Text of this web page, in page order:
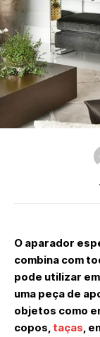
O aparador
combina com
pode utilizar
uma peça de
objetos como
copos,taças,